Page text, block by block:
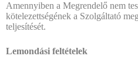
Amennyiben a Megrendelő nem
kötelezettségének a Szolgáltató
teljesítését.
Lemondási feltételek